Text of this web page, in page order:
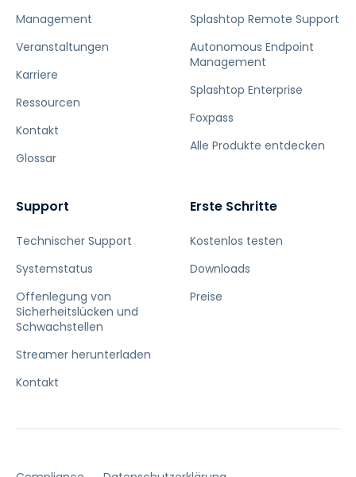
Management
Veranstaltungen
Karriere
Ressourcen
Kontakt
Glossar
Splashtop Remote Support
Autonomous Endpoint
Management
Splashtop Enterprise
Foxpass
Alle Produkte entdecken
Support
Technischer Support
Systemstatus
Offenlegung von
Sicherheitslücken und
Schwachstellen
Streamer herunterladen
Kontakt
Erste Schritte
Kostenlos testen
Downloads
Preise